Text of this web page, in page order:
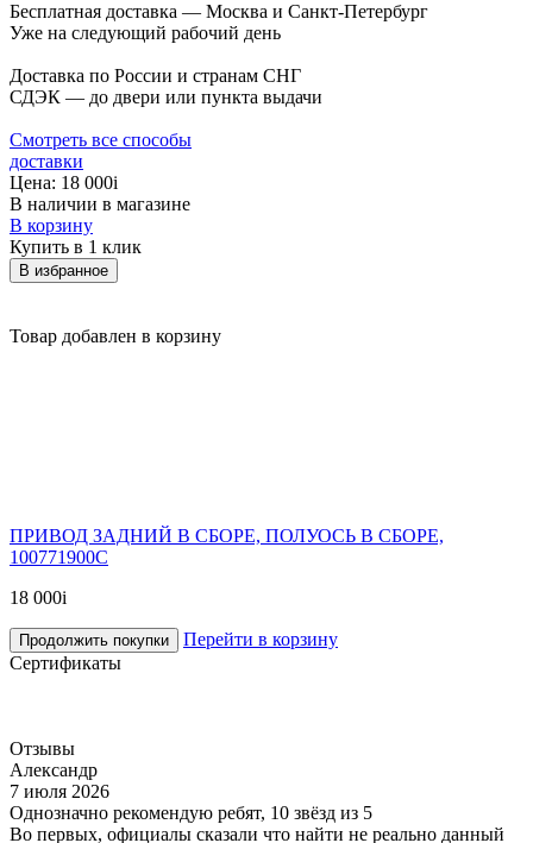
Бесплатная доставка — Москва и Санкт-Петербург
Уже на следующий рабочий день
Доставка по России и странам СНГ
СДЭК — до двери или пункта выдачи
Смотреть все способы
доставки
Цена: 18 000i
В наличии в магазине
В корзину
Купить в 1 клик
В избранное
Товар добавлен в корзину
ПРИВОД ЗАДНИЙ В СБОРЕ, ПОЛУОСЬ В СБОРЕ,
100771900C
18 000i
Продолжить покупки
Перейти в корзину
Сертификаты
Отзывы
Александр
7 июля 2026
Однозначно рекомендую ребят, 10 звёзд из 5
Во первых, официалы сказали что найти не реально данный